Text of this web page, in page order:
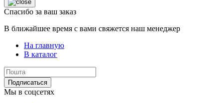
Спасибо за ваш заказ
В ближайшее время с вами свяжется наш менеджер
На главную
В каталог
Подписаться
Мы в соцсетях